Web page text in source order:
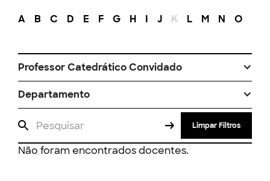
A B C D E F G H I J K L M N O
Professor Catedrático Convidado
Departamento
Limpar Filtros
Não foram encontrados docentes.